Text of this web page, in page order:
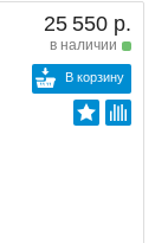
25 550 р.
в наличии
В корзину